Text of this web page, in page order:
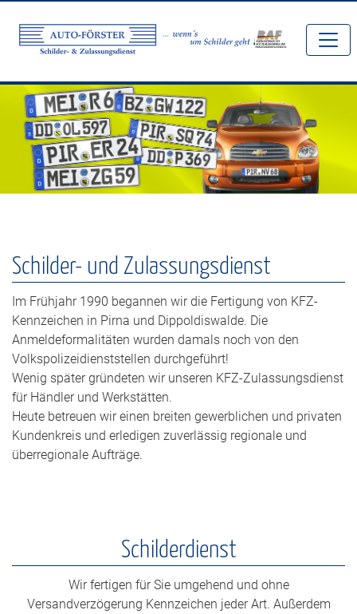
Schilder- und Zulassungsdienst
Im Frühjahr 1990 begannen wir die Fertigung von KFZ-
Kennzeichen in Pirna und Dippoldiswalde. Die
Anmeldeformalitäten wurden damals noch von den
Volkspolizeidienststellen durchgeführt!
Wenig später gründeten wir unseren KFZ-Zulassungsdienst
für Händler und Werkstätten.
Heute betreuen wir einen breiten gewerblichen und privaten
Kundenkreis und erledigen zuverlässig regionale und
überregionale Aufträge.
Schilderdienst
Wir fertigen für Sie umgehend und ohne
Versandverzögerung Kennzeichen jeder Art. Außerdem